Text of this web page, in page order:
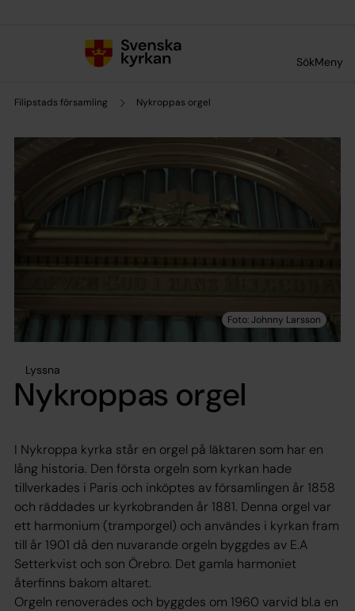
SökMeny
Filipstads församling Nykroppas orgel
Lyssna
Nykroppas orgel
I Nykroppa kyrka står en orgel på läktaren som har en
lång historia. Den första orgeln som kyrkan hade
tillverkades i Paris och inköptes av församlingen år 1858
och räddades ur kyrkobranden år 1881. Denna orgel var
ett harmonium (tramporgel) och användes i kyrkan fram
till år 1901 då den nuvarande orgeln byggdes av E.A
Setterkvist och son Örebro. Det gamla harmoniet
återfinns bakom altaret.
Orgeln renoverades och byggdes om 1960 varvid bl.a en